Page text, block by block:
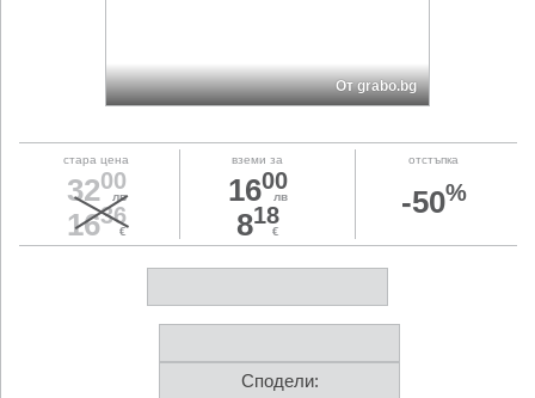
От grabo.bg
стара цена
3200
лв
1636
€
вземи за
1600
лв
818
€
отстъпка
-50%
Сподели: